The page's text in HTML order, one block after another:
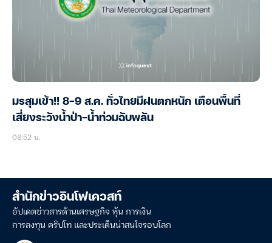
มรสุมเข้า!! 8-9 ส.ค. ทั่วไทยมีฝนตกหนัก เตือนพื้นที่
เสี่ยงระวังน้ำป่า-น้ำท่วมฉับพลัน
08:52 น.
สำนักข่าวอินโฟเควสท์
อัปเดตข่าวสารด้านเศรษฐกิจ หุ้น การเงิน
การลงทุน คริปโท และประเด็นน่าสนใจรอบโลก